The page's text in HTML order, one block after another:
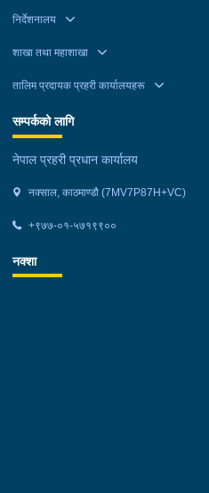
निर्देशनालय
शाखा तथा महाशाखा
तालिम प्रदायक प्रहरी कार्यालयहरू
सम्पर्कको लागि
नेपाल प्रहरी प्रधान कार्यालय
नक्साल, काठमाण्डौ (7MV7P87H+VC)
+९७७-०१-५७१९९००
नक्शा